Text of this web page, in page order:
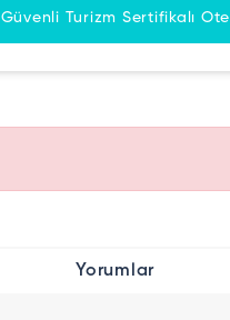
Güvenli Turizm Sertifikalı Otel
Yorumlar